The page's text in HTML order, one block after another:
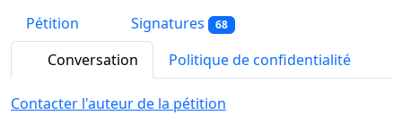
Pétition Signatures 68
Conversation Politique de confidentialité
Contacter l'auteur de la pétition